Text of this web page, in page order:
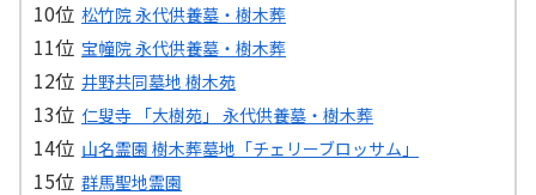
松竹院 永代供養墓・樹木葬
宝幢院 永代供養墓・樹木葬
井野共同墓地 樹木苑
仁叟寺 「大樹苑」 永代供養墓・樹木葬
山名霊園 樹木葬墓地「チェリーブロッサム」
群馬聖地霊園